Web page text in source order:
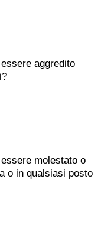
aggredito
molestato o
o in qualsiasi posto